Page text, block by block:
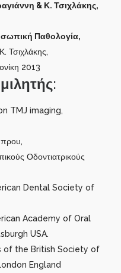
& Κ. Τσιχλάκης,
Παθολογία,
Τσιχλάκης,
2013
:
TMJ imaging,
Οδοντιατρικούς
Dental Society of
Academy of Oral
USA.
of the British Society of
England